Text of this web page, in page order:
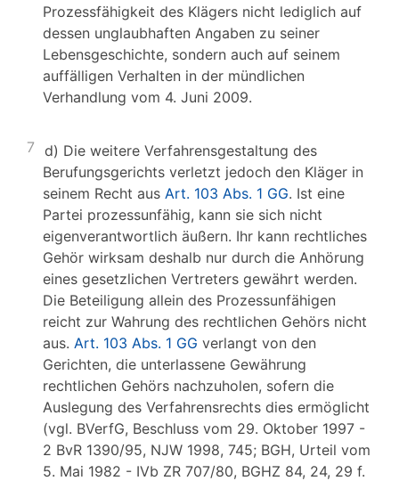
Prozessfähigkeit des Klägers nicht lediglich auf
dessen unglaubhaften Angaben zu seiner
Lebensgeschichte, sondern auch auf seinem
auffälligen Verhalten in der mündlichen
Verhandlung vom 4. Juni 2009.
7 d) Die weitere Verfahrensgestaltung des
Berufungsgerichts verletzt jedoch den Kläger in
seinem Recht aus Art. 103 Abs. 1 GG. Ist eine
Partei prozessunfähig, kann sie sich nicht
eigenverantwortlich äußern. Ihr kann rechtliches
Gehör wirksam deshalb nur durch die Anhörung
eines gesetzlichen Vertreters gewährt werden.
Die Beteiligung allein des Prozessunfähigen
reicht zur Wahrung des rechtlichen Gehörs nicht
aus. Art. 103 Abs. 1 GG verlangt von den
Gerichten, die unterlassene Gewährung
rechtlichen Gehörs nachzuholen, sofern die
Auslegung des Verfahrensrechts dies ermöglicht
(vgl. BVerfG, Beschluss vom 29. Oktober 1997 -
2 BvR 1390/95, NJW 1998, 745; BGH, Urteil vom
5. Mai 1982 - IVb ZR 707/80, BGHZ 84, 24, 29 f.